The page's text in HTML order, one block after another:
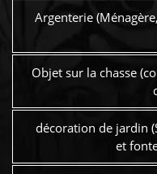
Argenterie
Objet sur la chasse
décoration de jardin
et